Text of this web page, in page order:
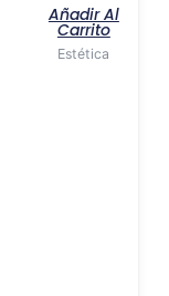
Añadir Al
Carrito
Estética
€.